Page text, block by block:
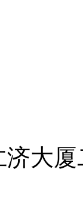
大厦